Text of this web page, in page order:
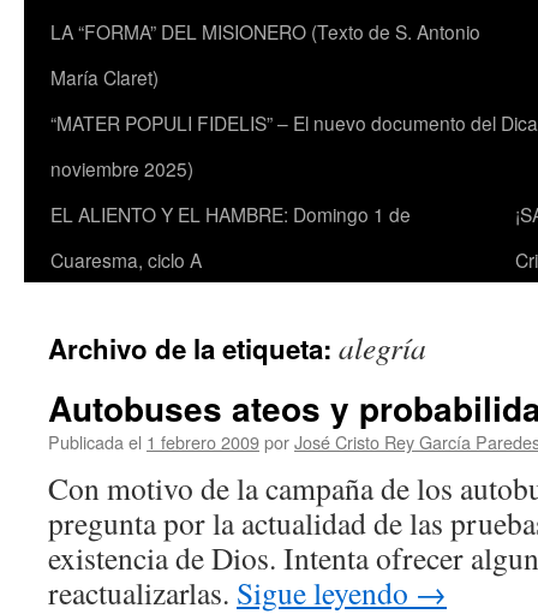
LA “FORMA” DEL MISIONERO (Texto de S. Antonio
María Claret)
“MATER POPULI FIDELIS” – El nuevo documento del
noviembre 2025)
EL ALIENTO Y EL HAMBRE: Domingo 1 de
Cuaresma, ciclo A
Archivo de la etiqueta: alegría
Autobuses ateos y
Publicada el 1 febrero 2009porJosé Cristo Rey García
Con motivo de la campaña de los
pregunta por la actualidad de las
existencia de Dios. Intenta ofrecer
reactualizarlas. Sigue leyendo →